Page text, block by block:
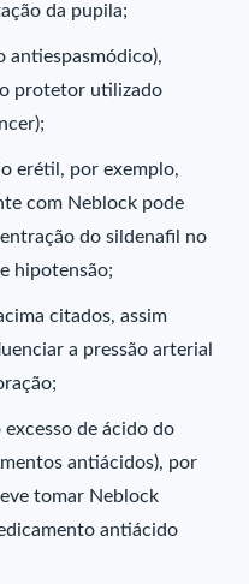
da pupila;
antiespasmódico),
protetor utilizado
erétil, por exemplo,
com Neblock pode
do sildenafil no
hipotensão;
citados, assim
a pressão arterial
de ácido do
antiácidos), por
tomar Neblock
antiácido